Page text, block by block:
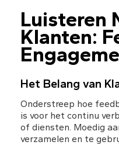
Luisteren
Klanten:
Het Belang van
Onderstreep hoe
is voor het continu
of diensten. Moedig
verzamelen en te